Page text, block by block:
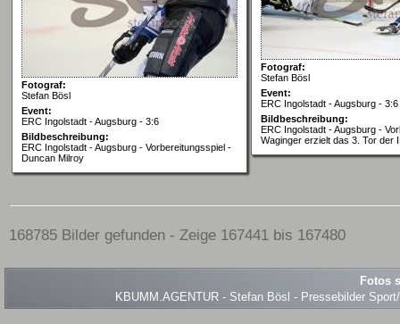
Fotograf:
Stefan Bösl
Event:
ERC Ingolstadt - Augsburg - 3:6
Bildbeschreibung:
ERC Ingolstadt - Augsburg - Vorbereitungsspiel -
Duncan Milroy
Fotograf:
Stefan Bösl
Event:
ERC Ingolstadt - Augsburg - 3:6
Bildbeschreibung:
ERC Ingolstadt - Augsburg -
Waginger erzielt das 3. Tor der
168785 Bilder gefunden - Zeige 167441 bis 167480
Fotos
KBUMM.AGENTUR - Stefan Bösl - Pressebilder